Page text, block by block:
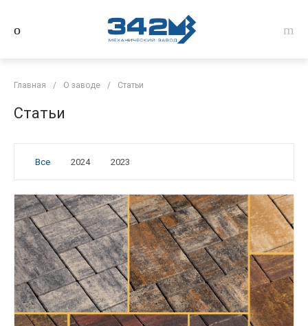
Главная / О заводе / Статьи
Статьи
Все 2024 2023